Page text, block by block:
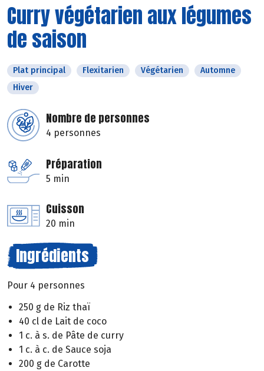
Curry végétarien aux légumes
de saison
Plat principal Flexitarien Végétarien
Automne
Hiver
Nombre de personnes
4 personnes
Préparation
5 min
Cuisson
20 min
Ingrédients
Pour 4 personnes
250 g de Riz thaï
40 cl de Lait de coco
1 c. à s. de Pâte de curry
1 c. à c. de Sauce soja
200 g de Carotte